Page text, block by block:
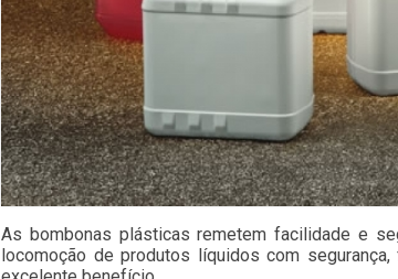
As bombonas plásticas remetem facilidade e
locomoção de produtos líquidos com